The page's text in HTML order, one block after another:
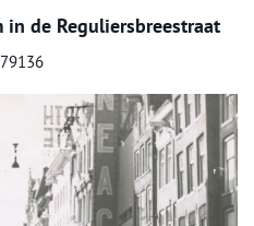
in de Reguliersbreestraat